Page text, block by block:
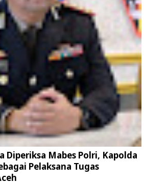
Diperiksa Mabes Polri, Kapolda
Pelaksana Tugas